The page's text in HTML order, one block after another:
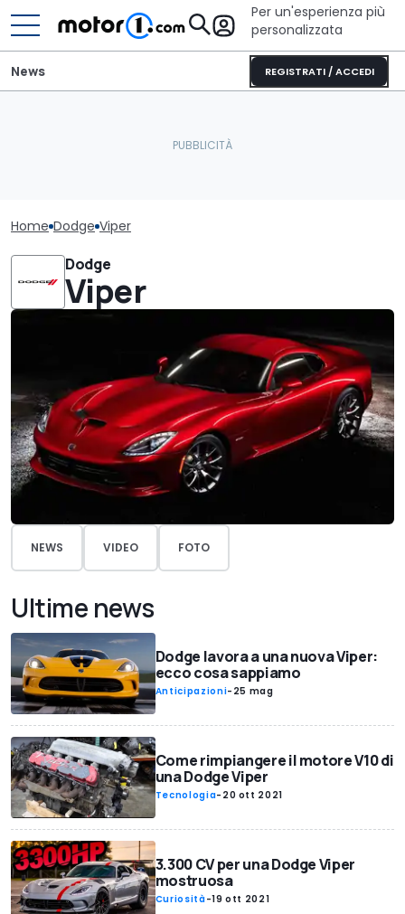
Per un'esperienza più
personalizzata
REGISTRATI / ACCEDI
News
Home Dodge Viper
Dodge
Viper
NEWS VIDEO FOTO
Ultime news
Dodge lavora a una nuova Viper:
ecco cosa sappiamo
Anticipazioni- 25 mag
Come rimpiangere il motore V10 di
una Dodge Viper
Tecnologia- 20 ott 2021
3.300 CV per una Dodge Viper
mostruosa
Curiosità-19 ott 2021